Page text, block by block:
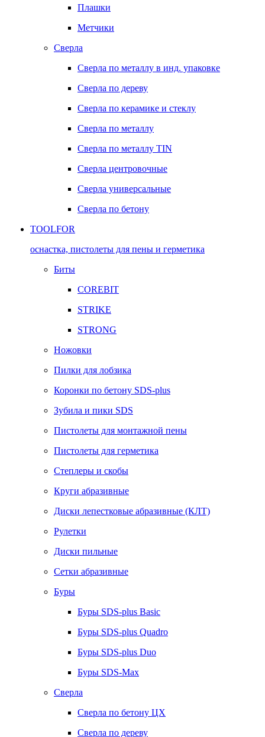
Плашки
Метчики
Сверла
Сверла по металлу в инд. упаковке
Сверла по дереву
Сверла по керамике и стеклу
Сверла по металлу
Сверла по металлу TIN
Сверла центровочные
Сверла универсальные
Сверла по бетону
TOOLFOR
оснастка, пистолеты для пены и герметика
Биты
COREBIT
STRIKE
STRONG
Ножовки
Пилки для лобзика
Коронки по бетону SDS-plus
Зубила и пики SDS
Пистолеты для монтажной пены
Пистолеты для герметика
Степлеры и скобы
Круги абразивные
Диски лепестковые абразивные (КЛТ)
Рулетки
Диски пильные
Сетки абразивные
Буры
Буры SDS-plus Basic
Буры SDS-plus Quadro
Буры SDS-plus Duo
Буры SDS-Max
Сверла
Сверла по бетону ЦХ
Сверла по дереву